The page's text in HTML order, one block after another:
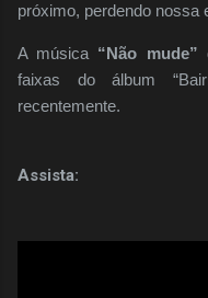
próximo, perdendo nossa
A música “Não mude”
faixas do álbum
recentemente.
Assista: